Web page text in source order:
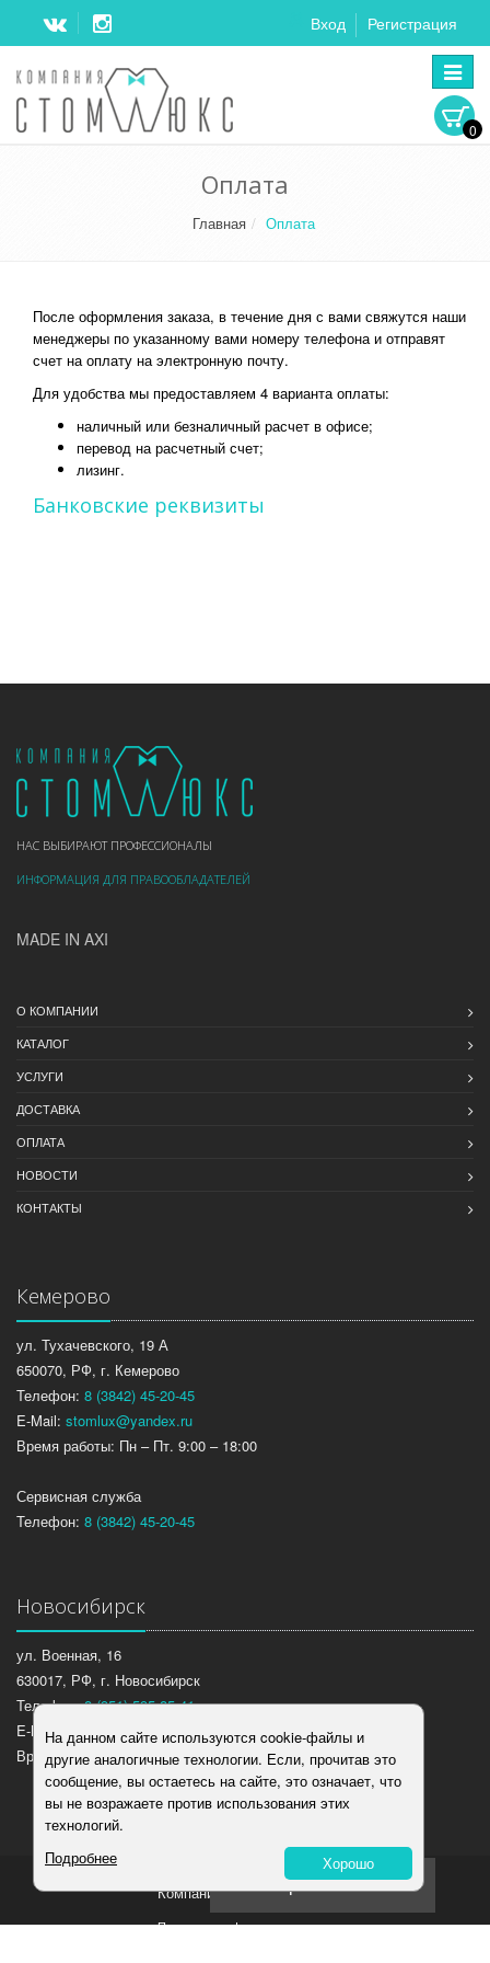
Вход Регистрация
0
Оплата
Главная Оплата
После оформления заказа, в течение дня с вами свяжутся наши
менеджеры по указанному вами номеру телефона и отправят
счет на оплату на электронную почту.
Для удобства мы предоставляем 4 варианта оплаты:
наличный или безналичный расчет в офисе;
перевод на расчетный счет;
лизинг.
Банковские реквизиты
НАС ВЫБИРАЮТ ПРОФЕССИОНАЛЫ
ИНФОРМАЦИЯ ДЛЯ ПРАВООБЛАДАТЕЛЕЙ
MADE IN AXI
О КОМПАНИИ
КАТАЛОГ
УСЛУГИ
ДОСТАВКА
ОПЛАТА
НОВОСТИ
КОНТАКТЫ
Кемерово
ул. Тухачевского, 19 А
650070, РФ, г. Кемерово
Телефон: 8 (3842) 45-20-45
E-Mail: stomlux@yandex.ru
Время работы: Пн – Пт. 9:00 – 18:00
Сервисная служба
Телефон: 8 (3842) 45-20-45
Новосибирск
ул. Военная, 16
630017, РФ, г. Новосибирск
Телефон:8 (951) 595-85-41
E-Mail: stomlux@yandex.ru
Время работы: Пн – Пт. 9:00 – 18:00
Компания Стомлюкс, 2026
Политика конфиденциальности
Перезвоните мне
На данном сайте используются cookie-файлы и
другие аналогичные технологии. Если, прочитав это
сообщение, вы остаетесь на сайте, это означает, что
вы не возражаете против использования этих
технологий.
Подробнее
Хорошо